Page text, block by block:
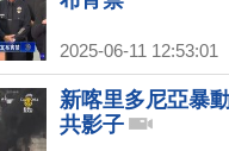
2025-06-11 12:53:01
新喀里多尼亞暴
共影子